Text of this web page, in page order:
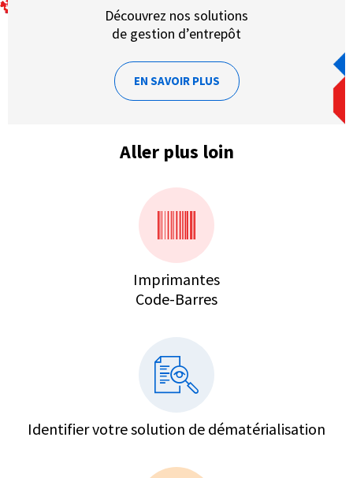
Découvrez nos solutions
de gestion d’entrepôt
EN SAVOIR PLUS
Aller plus loin
Imprimantes
Code-Barres
Identifier votre solution de dématérialisation